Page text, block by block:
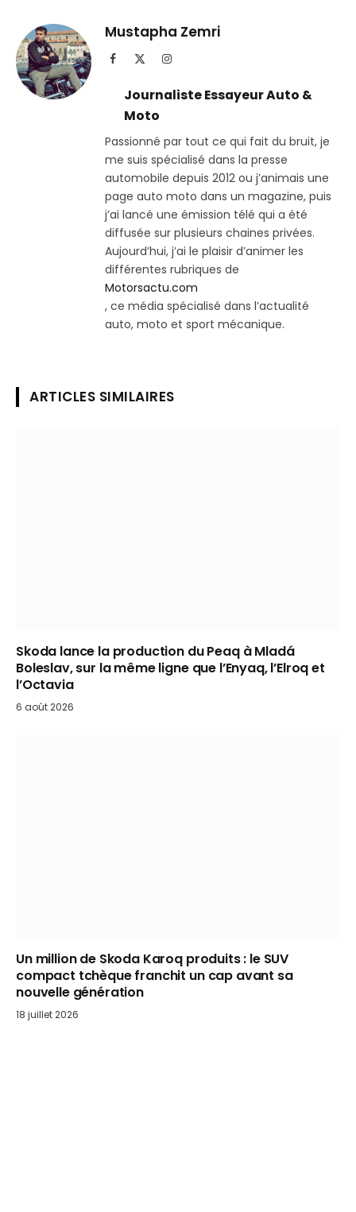
Telegram
Mustapha Zemri
Facebook Instagram
Journaliste Essayeur Auto &
Moto
Passionné par tout ce qui fait du bruit, je
me suis spécialisé dans la presse
automobile depuis 2012 ou j’animais une
page auto moto dans un magazine, puis
j’ai lancé une émission télé qui a été
diffusée sur plusieurs chaines privées.
Aujourd’hui, j’ai le plaisir d’animer les
différentes rubriques de
Motorsactu.com
, ce média spécialisé dans l’actualité
auto, moto et sport mécanique.
ARTICLES SIMILAIRES
Skoda lance la production du Peaq à Mladá
Boleslav, sur la même ligne que l’Enyaq, l’Elroq et
l’Octavia
6 août 2026
Un million de Skoda Karoq produits : le SUV
compact tchèque franchit un cap avant sa
nouvelle génération
18 juillet 2026